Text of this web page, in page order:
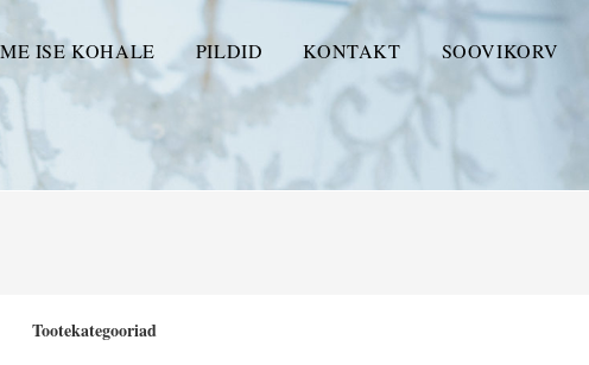
ISE KOHALE PILDID KONTAKT SOOVIKORV
Tootekategooriad